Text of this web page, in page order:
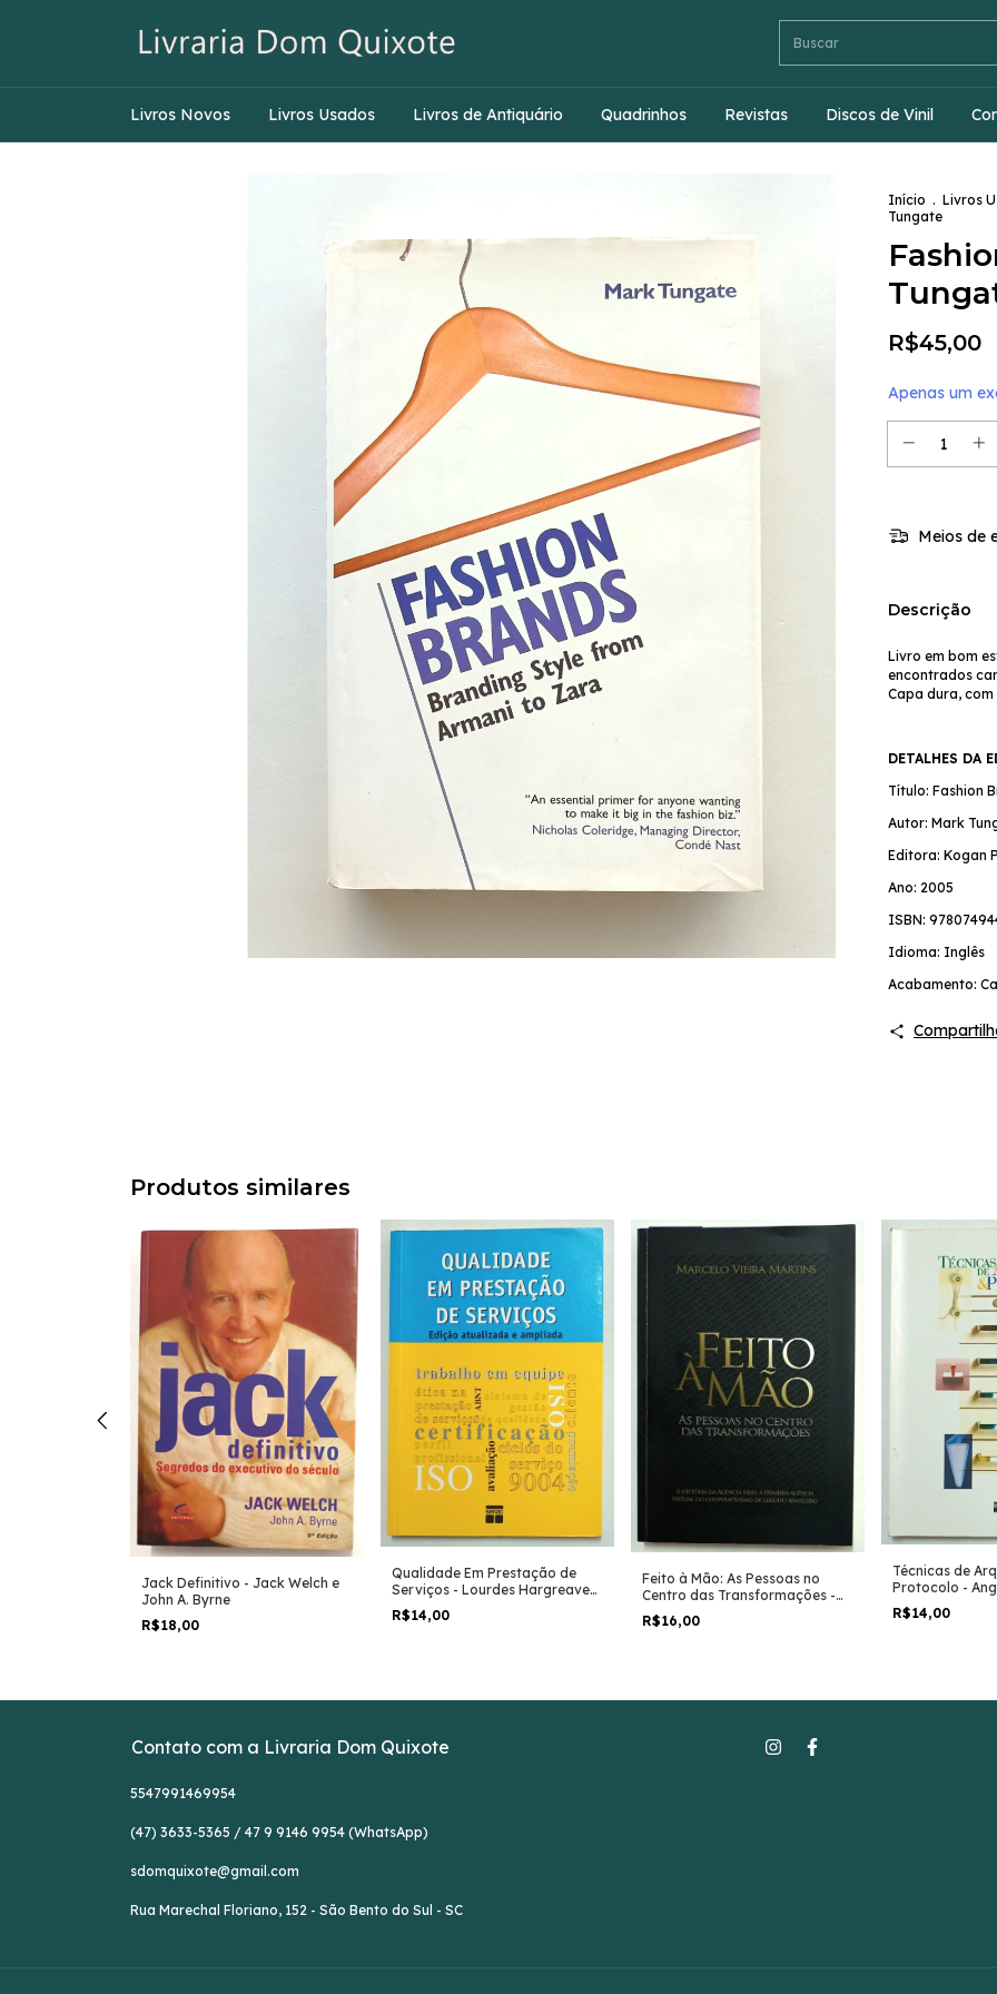
Livros Novos Livros Usados Livros de Antiquário Quadrinhos Revistas Discos de Vinil
Início . Livros
Tungate
R$45,00
Apenas um
Meios de
Descrição
Livro em bom
encontrados
Capa dura,
DETALHES DA
Título: Fashion
Autor: Mark
Editora: Kogan
Ano: 2005
ISBN:
Idioma: Inglês
Acabamento:
Produtos similares
Jack Definitivo - Jack Welch e
John A. Byrne
R$18,00
Qualidade Em Prestação de
Serviços - Lourdes Hargreaves
e Outros
R$14,00
Feito à Mão: As Pessoas no
Centro das Transformações -
Marcelo Vieira Martins
R$16,00
Técnicas de
Protocolo -
Lopes
R$14,00
Contato com a Livraria Dom Quixote
5547991469954
(47) 3633-5365 / 47 9 9146 9954 (WhatsApp)
sdomquixote@gmail.com
Rua Marechal Floriano, 152 - São Bento do Sul - SC